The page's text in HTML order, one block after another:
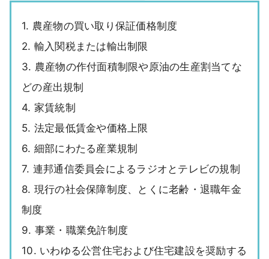
1. 農産物の買い取り保証価格制度
2. 輸入関税または輸出制限
3. 農産物の作付面積制限や原油の生産割当てな
どの産出規制
4. 家賃統制
5. 法定最低賃金や価格上限
6. 細部にわたる産業規制
7. 連邦通信委員会によるラジオとテレビの規制
8. 現行の社会保障制度、とくに老齢・退職年金
制度
9. 事業・職業免許制度
10. いわゆる公営住宅および住宅建設を奨励する